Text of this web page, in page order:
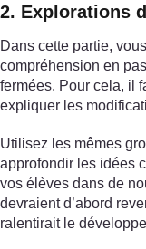
2. Explorations
Dans cette partie,
compréhension en
fermées. Pour cela, il
expliquer les
Utilisez les mêmes
approfondir les idées
vos élèves dans de
devraient d’abord
ralentirait le